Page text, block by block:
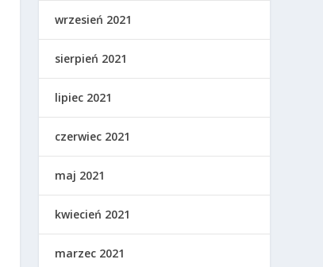
wrzesień 2021
sierpień 2021
lipiec 2021
czerwiec 2021
maj 2021
kwiecień 2021
marzec 2021